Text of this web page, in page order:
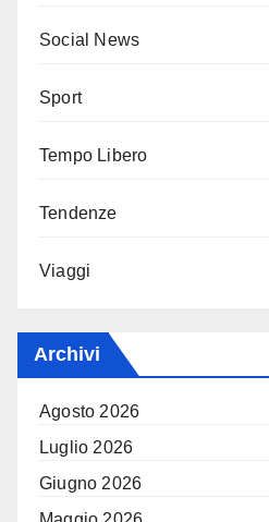
Social News
Sport
Tempo Libero
Tendenze
Viaggi
Archivi
Agosto 2026
Luglio 2026
Giugno 2026